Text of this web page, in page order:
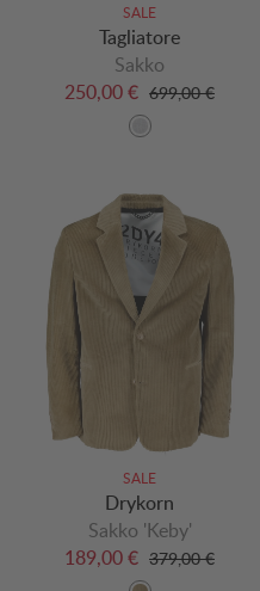
SALE
Tagliatore
Sakko
250,00 € 699,00 €
SALE
Drykorn
Sakko 'Keby'
189,00 € 379,00 €